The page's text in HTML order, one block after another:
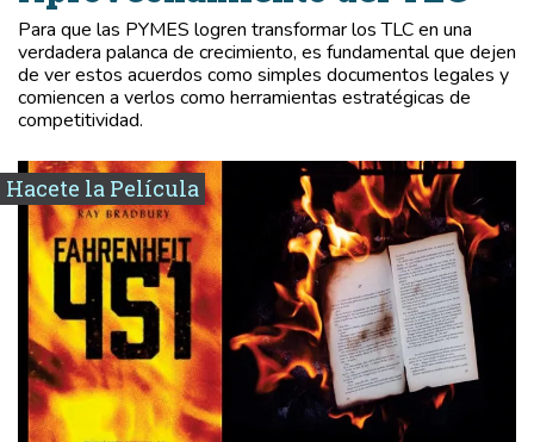
Para que las PYMES logren transformar los TLC en una
verdadera palanca de crecimiento, es fundamental que dejen
de ver estos acuerdos como simples documentos legales y
comiencen a verlos como herramientas estratégicas de
competitividad.
Hacete la Película